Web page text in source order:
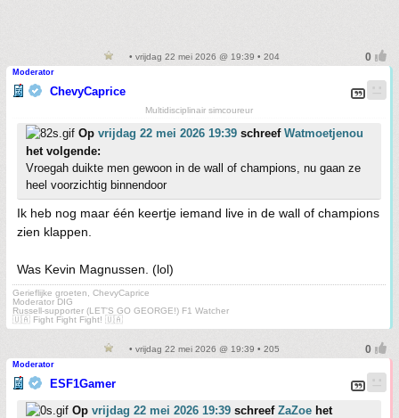
• vrijdag 22 mei 2026 @ 19:39 • 204
Moderator
ChevyCaprice
Multidisciplinair simcoureur
Op vrijdag 22 mei 2026 19:39 schreef Watmoetjenou
het volgende:
Vroegah duikte men gewoon in de wall of champions, nu gaan ze
heel voorzichtig binnendoor
Ik heb nog maar één keertje iemand live in de wall of champions
zien klappen.
Was Kevin Magnussen. (lol)
Gerieflijke groeten, ChevyCaprice
Moderator DIG
Russell-supporter (LET'S GO GEORGE!) F1 Watcher
🇺🇦 Fight Fight Fight! 🇺🇦
• vrijdag 22 mei 2026 @ 19:39 • 205
Moderator
ESF1Gamer
Op vrijdag 22 mei 2026 19:39 schreef ZaZoe het